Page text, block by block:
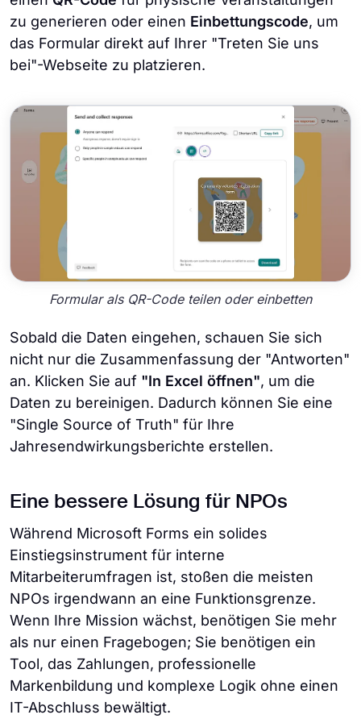
zu generieren oder einen Einbettungscode, um
das Formular direkt auf Ihrer "Treten Sie uns
bei"-Webseite zu platzieren.
Formular als QR-Code teilen oder einbetten
Sobald die Daten eingehen, schauen Sie sich
nicht nur die Zusammenfassung der "Antworten"
an. Klicken Sie auf "In Excel öffnen", um die
Daten zu bereinigen. Dadurch können Sie eine
"Single Source of Truth" für Ihre
Jahresendwirkungsberichte erstellen.
Eine bessere Lösung für NPOs
Während Microsoft Forms ein solides
Einstiegsinstrument für interne
Mitarbeiterumfragen ist, stoßen die meisten
NPOs irgendwann an eine Funktionsgrenze.
Wenn Ihre Mission wächst, benötigen Sie mehr
als nur einen Fragebogen; Sie benötigen ein
Tool, das Zahlungen, professionelle
Markenbildung und komplexe Logik ohne einen
IT-Abschluss bewältigt.